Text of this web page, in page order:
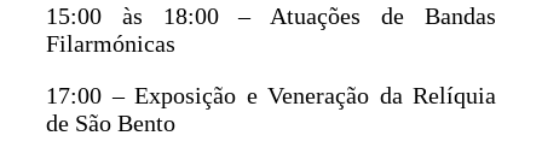
15:00 às 18:00 – Atuações de Bandas
Filarmónicas
17:00 – Exposição e Veneração da Relíquia
de São Bento